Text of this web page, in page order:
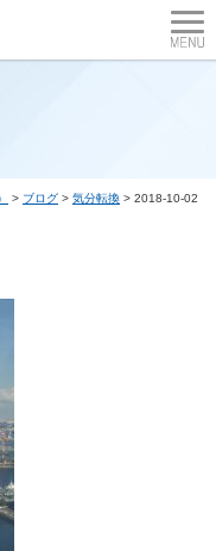
> ブログ > 気分転換 > 2018-10-02